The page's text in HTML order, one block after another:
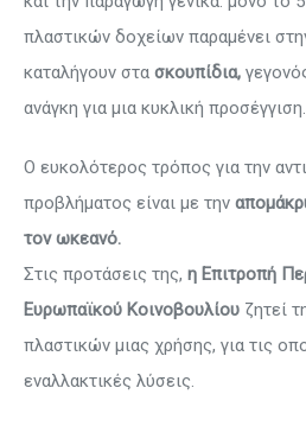
πλαστικών δοχείων παραμένει
καταλήγουν στα σκουπίδια,
ανάγκη για μια κυκλική προσέγγιση.
Ο ευκολότερος τρόπος για την
προβλήματος είναι με την
τον ωκεανό.
Στις προτάσεις της, η Επιτροπή
Ευρωπαϊκού Κοινοβουλίου ζητεί
πλαστικών μιας χρήσης, για τις
εναλλακτικές λύσεις.